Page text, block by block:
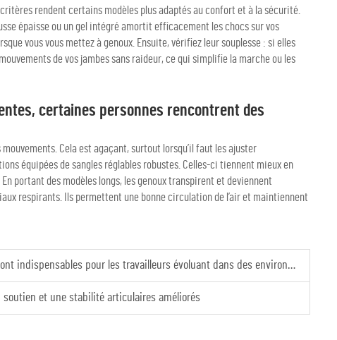
rendent certains modèles plus adaptés au confort et à la sécurité.
épaisse ou un gel intégré amortit efficacement les chocs sur vos
vous vous mettez à genoux. Ensuite, vérifiez leur souplesse : si elles
de vos jambes sans raideur, ce qui simplifie la marche ou les
certaines personnes rencontrent des
Cela est agaçant, surtout lorsqu’il faut les ajuster
équipées de sangles réglables robustes. Celles-ci tiennent mieux en
portant des modèles longs, les genoux transpirent et deviennent
respirants. Ils permettent une bonne circulation de l’air et maintiennent
pour les travailleurs évoluant dans des environnements à haut risque
soutien et une stabilité articulaires améliorés